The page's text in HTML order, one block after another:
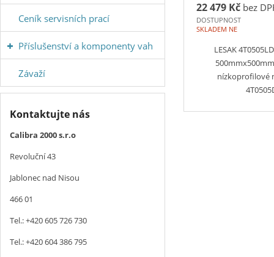
22 479 Kč bez
DOSTUPNOST
SKLADEM NE
LESAK
nízkoprofilové
Ceník servisních prací
Příslušenství a komponenty vah
Závaží
Kontaktujte nás
Calibra 2000 s.r.o
Revoluční 43
Jablonec nad Nisou
466 01
Tel.: +420 605 726 730
Tel.: +420 604 386 795